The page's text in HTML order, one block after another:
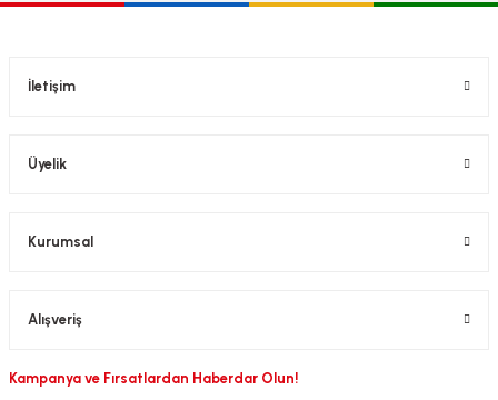
İletişim
Üyelik
Kurumsal
Alışveriş
Kampanya ve Fırsatlardan Haberdar Olun!